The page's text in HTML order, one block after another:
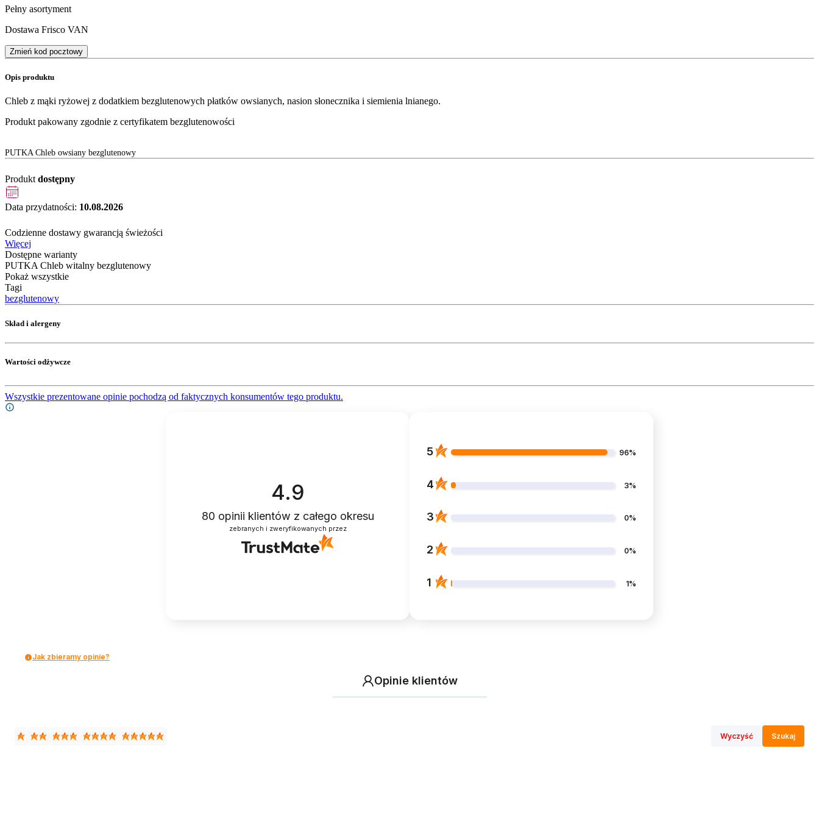
Pełny asortyment
Dostawa Frisco VAN
Zmień kod pocztowy
Opis produktu
Chleb z mąki ryżowej z dodatkiem bezglutenowych płatków owsianych, nasion słonecznika i siemienia lnianego.
Produkt pakowany zgodnie z certyfikatem bezglutenowości
PUTKA Chleb owsiany bezglutenowy
Produkt dostępny
Data przydatności: 10.08.2026
Codzienne dostawy gwarancją świeżości
Więcej
Dostępne warianty
PUTKA Chleb witalny bezglutenowy
Pokaż wszystkie
Tagi
bezglutenowy
Skład i alergeny
Wartości odżywcze
Wszystkie prezentowane opinie pochodzą od faktycznych konsumentów tego produktu.
4.9
80 opinii klientów z całego okresu
zebranych i zweryfikowanych przez
5 96%
4 3%
3 0%
2 0%
1 1%
Jak zbieramy opinie?
Opinie klientów
Wyczyść Szukaj